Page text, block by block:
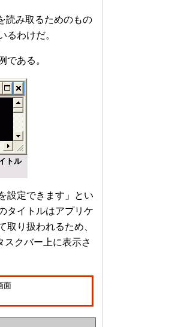
読み取るためのもの
るわけだ。
ある。
トル
設定できます」とい
タイトルはアプリケ
取り扱われるため、
スクバー上に表示さ
面